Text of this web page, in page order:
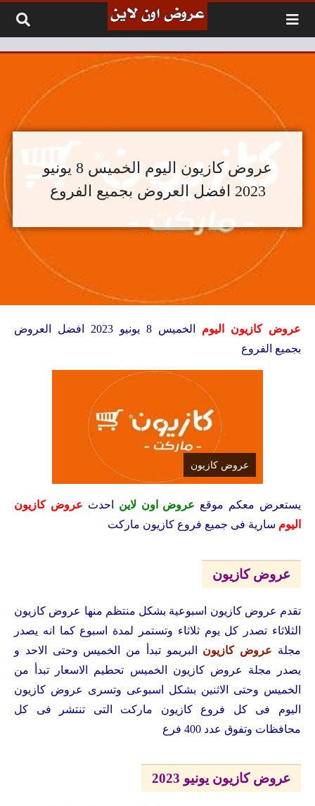
عروض كازيون اليوم الخميس 8 يونيو
2023 افضل العروض بجميع الفروع
عروض كازيون اليوم
الخميس 8 يونيو 2023 افضل العروض
بجميع الفروع
عروض كازيون
يستعرض معكم موقع عروض اون لاين احدث عروض كازيون
اليوم سارية فى جميع فروع كازيون ماركت
عروض كازيون
تقدم عروض كازيون اسبوعية بشكل منتظم منها عروض كازيون
الثلاثاء تصدر كل يوم ثلاثاء وتستمر لمدة اسبوع كما انه يصدر
مجلة عروض كازيون البريمو تبدأ من الخميس وحتى الاحد و
يصدر مجلة عروض كازيون الخميس تحطيم الاسعار تبدأ من
الخميس وحتى الاثنين بشكل اسبوعى وتسرى عروض كازيون
اليوم فى كل فروع كازيون ماركت التى تنتشر فى كل
محافظات وتفوق عدد 400 فرع
عروض كازيون يونيو 2023